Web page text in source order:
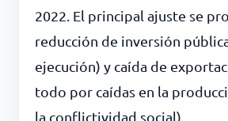
2022. El principal ajuste se
reducción de inversión
ejecución) y caída de
todo por caídas en la
la conflictividad social).